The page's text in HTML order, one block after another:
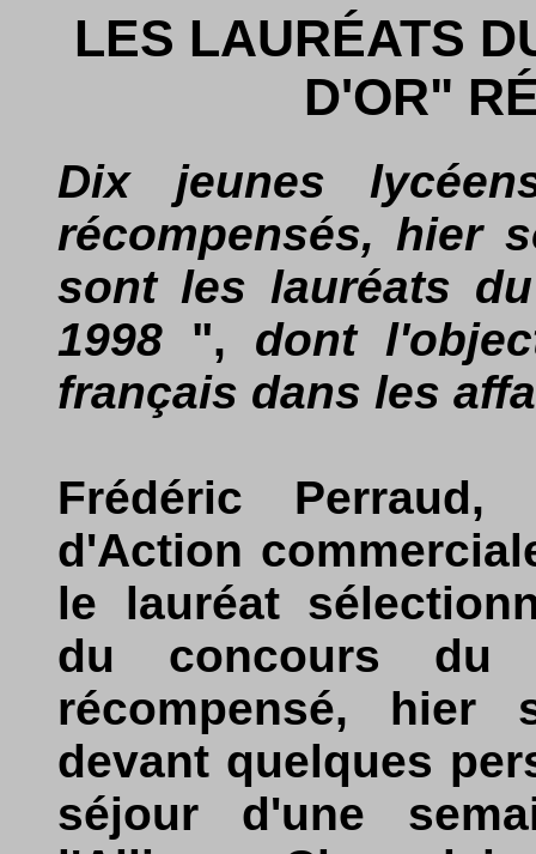
LES LAURÉATS
D'OR"
Dix jeunes
récompensés, hier
sont les lauréats
1998 ", dont
français dans les
Frédéric
d'Action
le lauréat
du concours
récompensé, hier
devant quelques
séjour d'une